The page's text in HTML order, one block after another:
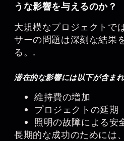
うな影響を与えるのか？
大規模なプロジェクトで
サーの問題は深刻な結果
る。.
潜在的な影響には以下が含まれ
維持費の増加
プロジェクトの延期
照明の故障による安
長期的な成功のためには